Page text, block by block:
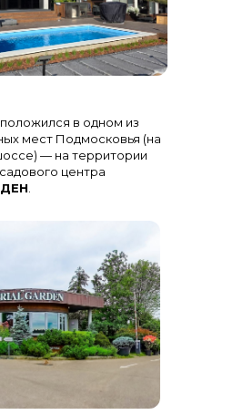
в одном из
мест Подмосковья (на
— на территории
центра
и